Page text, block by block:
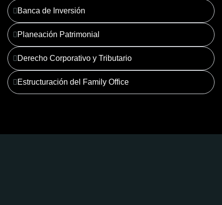
Banca de Inversión
Planeación Patrimonial
Derecho Corporativo y Tributario
Estructuración del Family Office